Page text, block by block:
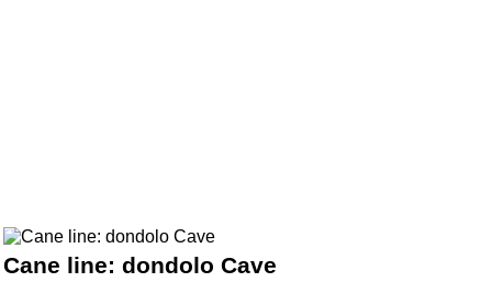
Cane line: dondolo Cave